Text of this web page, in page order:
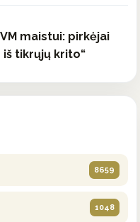
maistui: pirkėjai
tikrųjų krito“
8659
1048